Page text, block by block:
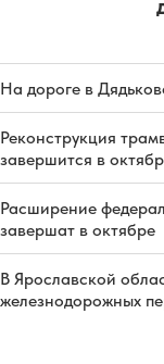
На дороге в
Реконструкция
завершится в
Расширение
завершат в октябре
В Ярославской
железнодорожных